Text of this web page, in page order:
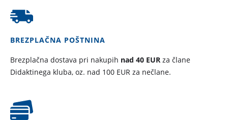
BREZPLAČNA POŠTNINA
Brezplačna dostava pri nakupih nad 40 EUR za člane
Didaktinega kluba, oz. nad 100 EUR za nečlane.